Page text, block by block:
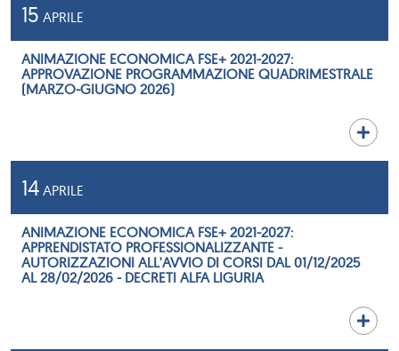
15 APRILE
ANIMAZIONE ECONOMICA FSE+ 2021-2027:
APPROVAZIONE PROGRAMMAZIONE QUADRIMESTRALE
(MARZO-GIUGNO 2026)
14 APRILE
ANIMAZIONE ECONOMICA FSE+ 2021-2027:
APPRENDISTATO PROFESSIONALIZZANTE -
AUTORIZZAZIONI ALL'AVVIO DI CORSI DAL 01/12/2025
AL 28/02/2026 - DECRETI ALFA LIGURIA